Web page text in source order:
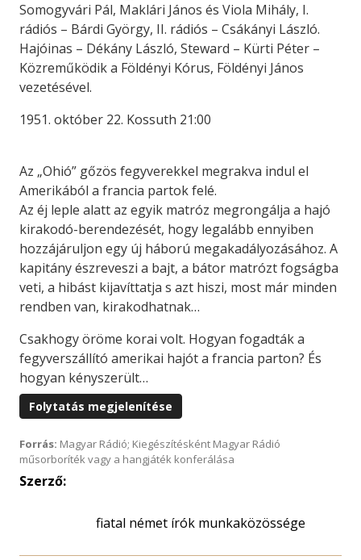
Somogyvári Pál, Maklári János és Viola Mihály, I.
rádiós – Bárdi György, II. rádiós – Csákányi László.
Hajóinas – Dékány László, Steward – Kürti Péter –
Közreműködik a Földényi Kórus, Földényi János
vezetésével.
1951. október 22. Kossuth 21:00
Az „Ohió” gőzös fegyverekkel megrakva indul el
Amerikából a francia partok felé.
Az éj leple alatt az egyik matróz megrongálja a hajó
kirakodó-berendezését, hogy legalább ennyiben
hozzájáruljon egy új háború megakadályozásához. A
kapitány észreveszi a bajt, a bátor matrózt fogságba
veti, a hibást kijavíttatja s azt hiszi, most már minden
rendben van, kirakodhatnak…
Csakhogy öröme korai volt. Hogyan fogadták a
fegyverszállító amerikai hajót a francia parton? És
hogyan kényszerült…
Folytatás megjelenítése
Forrás: Magyar Rádió; Kiegészítésként Magyar Rádió
műsorboríték vagy a hangjáték konferálása
Szerző:
fiatal német írók munkaközössége